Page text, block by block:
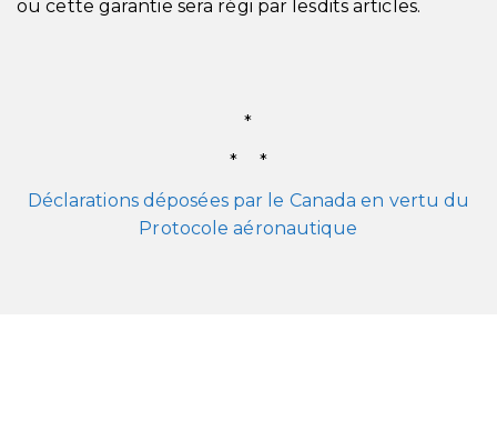
ou cette garantie sera régi par lesdits articles.
*
* *
Déclarations déposées par le Canada en vertu du
Protocole aéronautique